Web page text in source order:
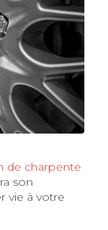
de charpente
son
vie à votre